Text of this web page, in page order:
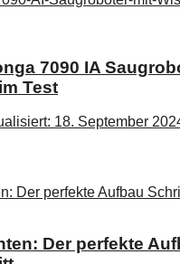
7090 IA
Test
18. September
Der perfekte